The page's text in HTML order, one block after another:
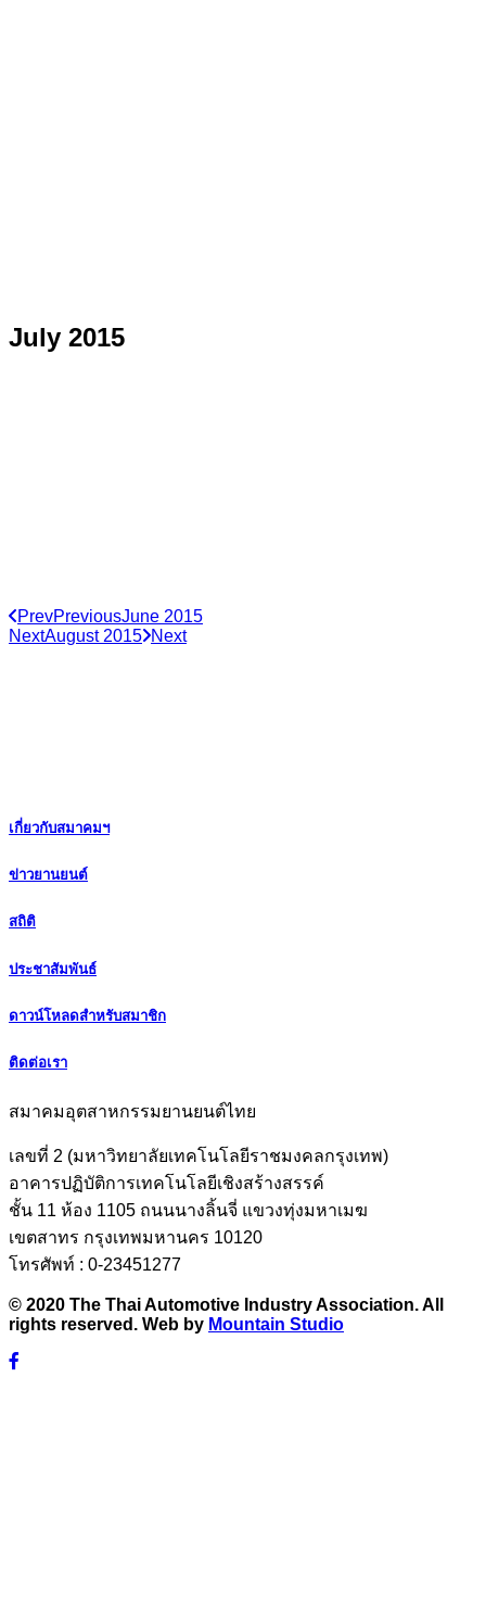
July 2015
PrevPreviousJune 2015
NextAugust 2015 Next
เกี่ยวกับสมาคมฯ
ข่าวยานยนต์
สถิติ
ประชาสัมพันธ์
ดาวน์โหลดสำหรับสมาชิก
ติดต่อเรา
สมาคมอุตสาหกรรมยานยนต์ไทย
เลขที่ 2 (มหาวิทยาลัยเทคโนโลยีราชมงคลกรุงเทพ)
อาคารปฏิบัติการเทคโนโลยีเชิงสร้างสรรค์
ชั้น 11 ห้อง 1105 ถนนนางลิ้นจี่ แขวงทุ่งมหาเมฆ
เขตสาทร กรุงเทพมหานคร 10120
โทรศัพท์ : 0-23451277
© 2020 The Thai Automotive Industry Association. All
rights reserved. Web by Mountain Studio